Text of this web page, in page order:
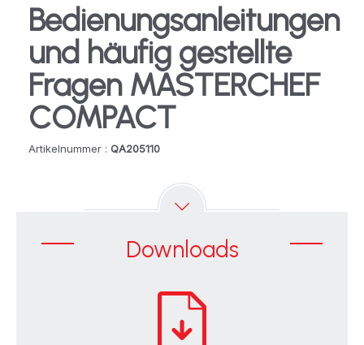
Bedienungsanleitungen
und häufig gestellte
Fragen MASTERCHEF
COMPACT
Artikelnummer : QA205110
Downloads